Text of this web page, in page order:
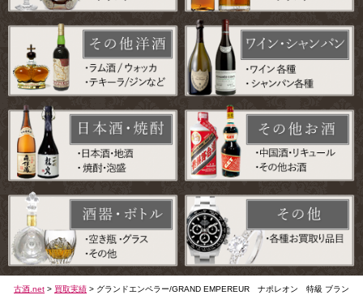
古酒.net > 買取実績 > グランドエンペラー/GRAND EMPEREUR ナポレオン 特級 ブラン